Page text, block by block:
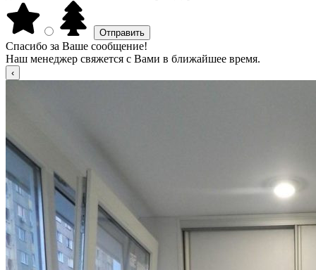
Спасибо за Ваше сообщение!
Наш менеджер свяжется с Вами в ближайшее время.